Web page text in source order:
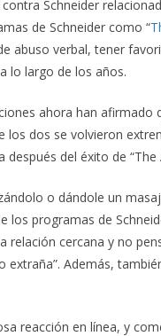
Schneider
de Schneider como “
abuso verbal, tener
lo largo de los años.
ahora han afirmado
los dos se volvieron
del éxito de “The
o dándole un
programas de
relación cercana y no
extraña”. Además,
reacción en línea, y